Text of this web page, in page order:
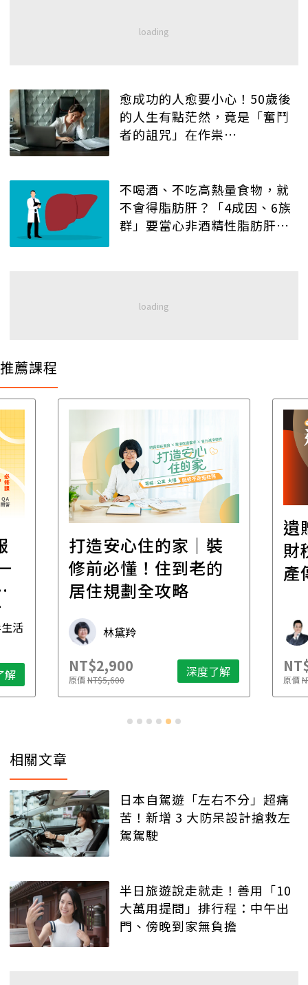
愈成功的人愈要小心！50歲後
的人生有點茫然，竟是「奮鬥
者的詛咒」在作祟…
不喝酒、不吃高熱量食物，就
不會得脂肪肝？「4成因、6族
群」要當心非酒精性脂肪肝找
推薦課程
活
解
打造安心住的家｜裝
修前必懂！住到老的
居住規劃全攻略
林黛羚
NT$2,900
原價NT$5,600 深度了解
遺
財
產
原價
相關文章
日本自駕遊「左右不分」超痛
苦！新增 3 大防呆設計搶救左
駕駕駛
半日旅遊說走就走！善用「10
大萬用提問」排行程：中午出
門、傍晚到家無負擔